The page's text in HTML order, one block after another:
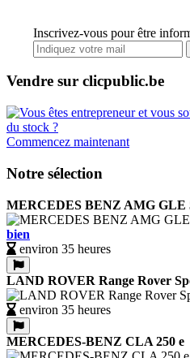
Inscrivez-vous pour être
Vendre sur clicpublic.be
Commencez maintenant
Notre sélection
MERCEDES BENZ AMG GLE
bien
environ 35 heures
LAND ROVER Range Rover
environ 35 heures
MERCEDES-BENZ CLA 250 e